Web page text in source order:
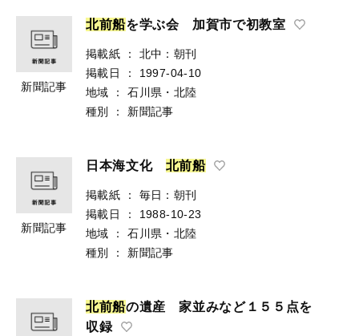
新聞記事
北前船を学ぶ会 加賀市で初教室
掲載紙 ：
北中：朝刊
掲載日
：
1997-04-10
地域
：
石川県・北陸
種別
： 新聞記事
新聞記事
日本海文化 北前船
掲載紙 ：
毎日：朝刊
掲載日
：
1988-10-23
地域
：
石川県・北陸
種別
： 新聞記事
北前船の遺産 家並みなど１５５点を
収録